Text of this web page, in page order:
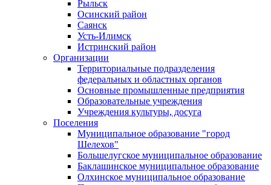
Рыльск
Осинский район
Саянск
Усть-Илимск
Истринский район
Организации
Территориальные подразделения
федеральных и областных органов
Основные промышленные предприятия
Образовательные учреждения
Учреждения культуры, досуга
Поселения
Муниципальное образование "город
Шелехов"
Большелугское муниципальное образование
Баклашинское муниципальное образование
Олхинское муниципальное образование